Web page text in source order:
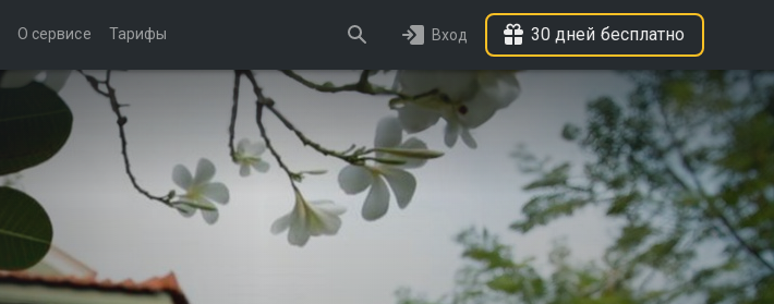
О сервисе Тарифы Вход 30 дней бесплатно